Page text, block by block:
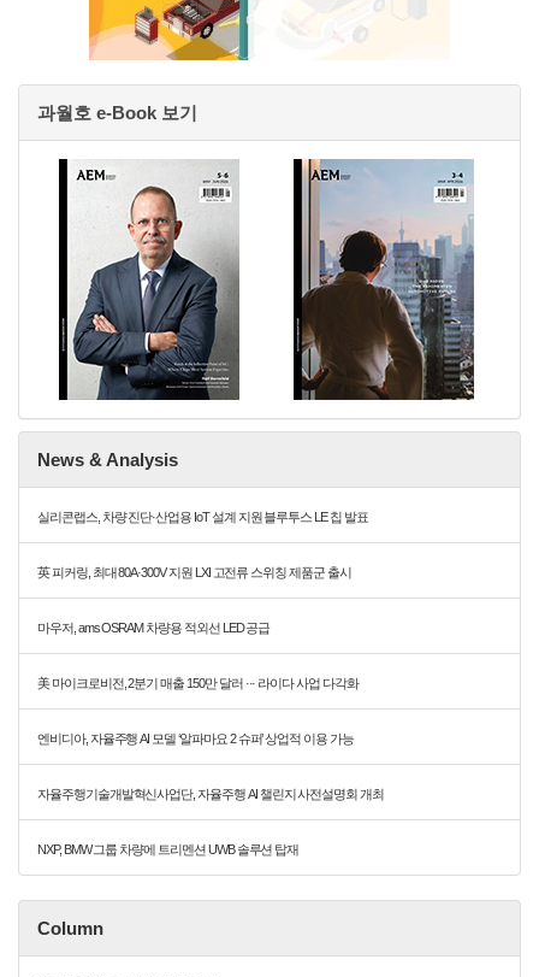
과월호 e-Book 보기
News & Analysis
실리콘랩스, 차량 진단·산업용 IoT 설계 지원 블루투스 LE 칩 발표
英 피커링, 최대 80A·300V 지원 LXI 고전류 스위칭 제품군 출시
마우저, ams OSRAM 차량용 적외선 LED 공급
美 마이크로비전, 2분기 매출 150만 달러 ··· 라이다 사업 다각화
엔비디아, 자율주행 AI 모델 ‘알파마요 2 슈퍼’ 상업적 이용 가능
자율주행기술개발혁신사업단, 자율주행 AI 챌린지 사전설명회 개최
NXP, BMW 그룹 차량에 트리멘션 UWB 솔루션 탑재
Column